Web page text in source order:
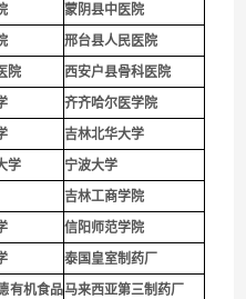
蒙阴县中医院
邢台县人民医院
院
西安户县骨科医院
齐齐哈尔医学院
吉林北华大学
学
宁波大学
吉林工商学院
信阳师范学院
泰国皇室制药厂
有机食品马来西亚第三制药厂